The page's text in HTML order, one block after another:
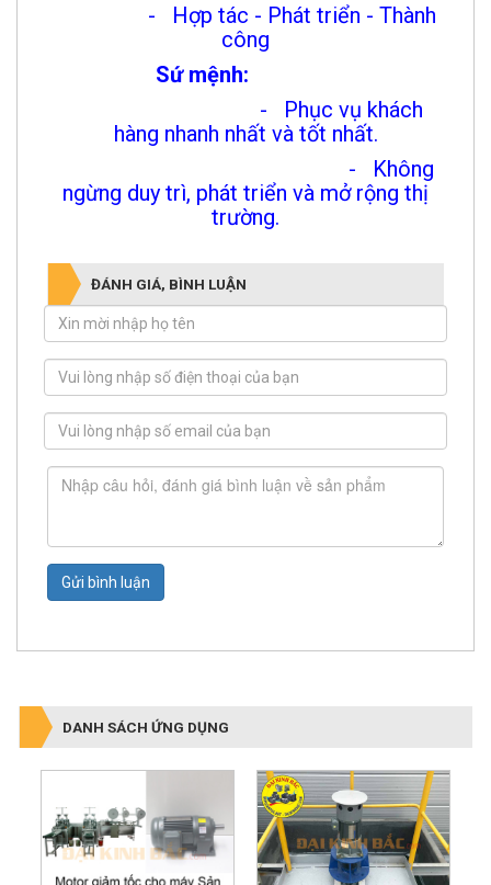
- Hợp tác - Phát triển - Thành
công
Sứ mệnh:
- Phục vụ khách
hàng nhanh nhất và tốt nhất.
- Không
ngừng duy trì, phát triển và mở rộng thị
trường.
ĐÁNH GIÁ, BÌNH LUẬN
Gửi bình luận
DANH SÁCH ỨNG DỤNG